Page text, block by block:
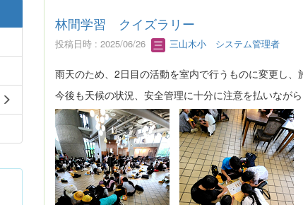
林間学習 クイズラリー
投稿日時 : 2025/06/26 三山木小 システム管理者
雨天のため、2日目の活動を室内で行うものに変更し、
今後も天候の状況、安全管理に十分に注意を払いなが